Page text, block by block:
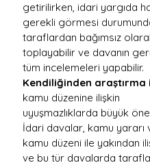
getirilirken, idari yargıda
gerekli görmesi
taraflardan bağımsız
toplayabilir ve davanın
tüm incelemeleri yapabilir.
Kendiliğinden araştırma
kamu düzenine ilişkin
uyuşmazlıklarda büyük
İdari davalar, kamu yararı
kamu düzeni ile yakından
ve bu tür davalarda